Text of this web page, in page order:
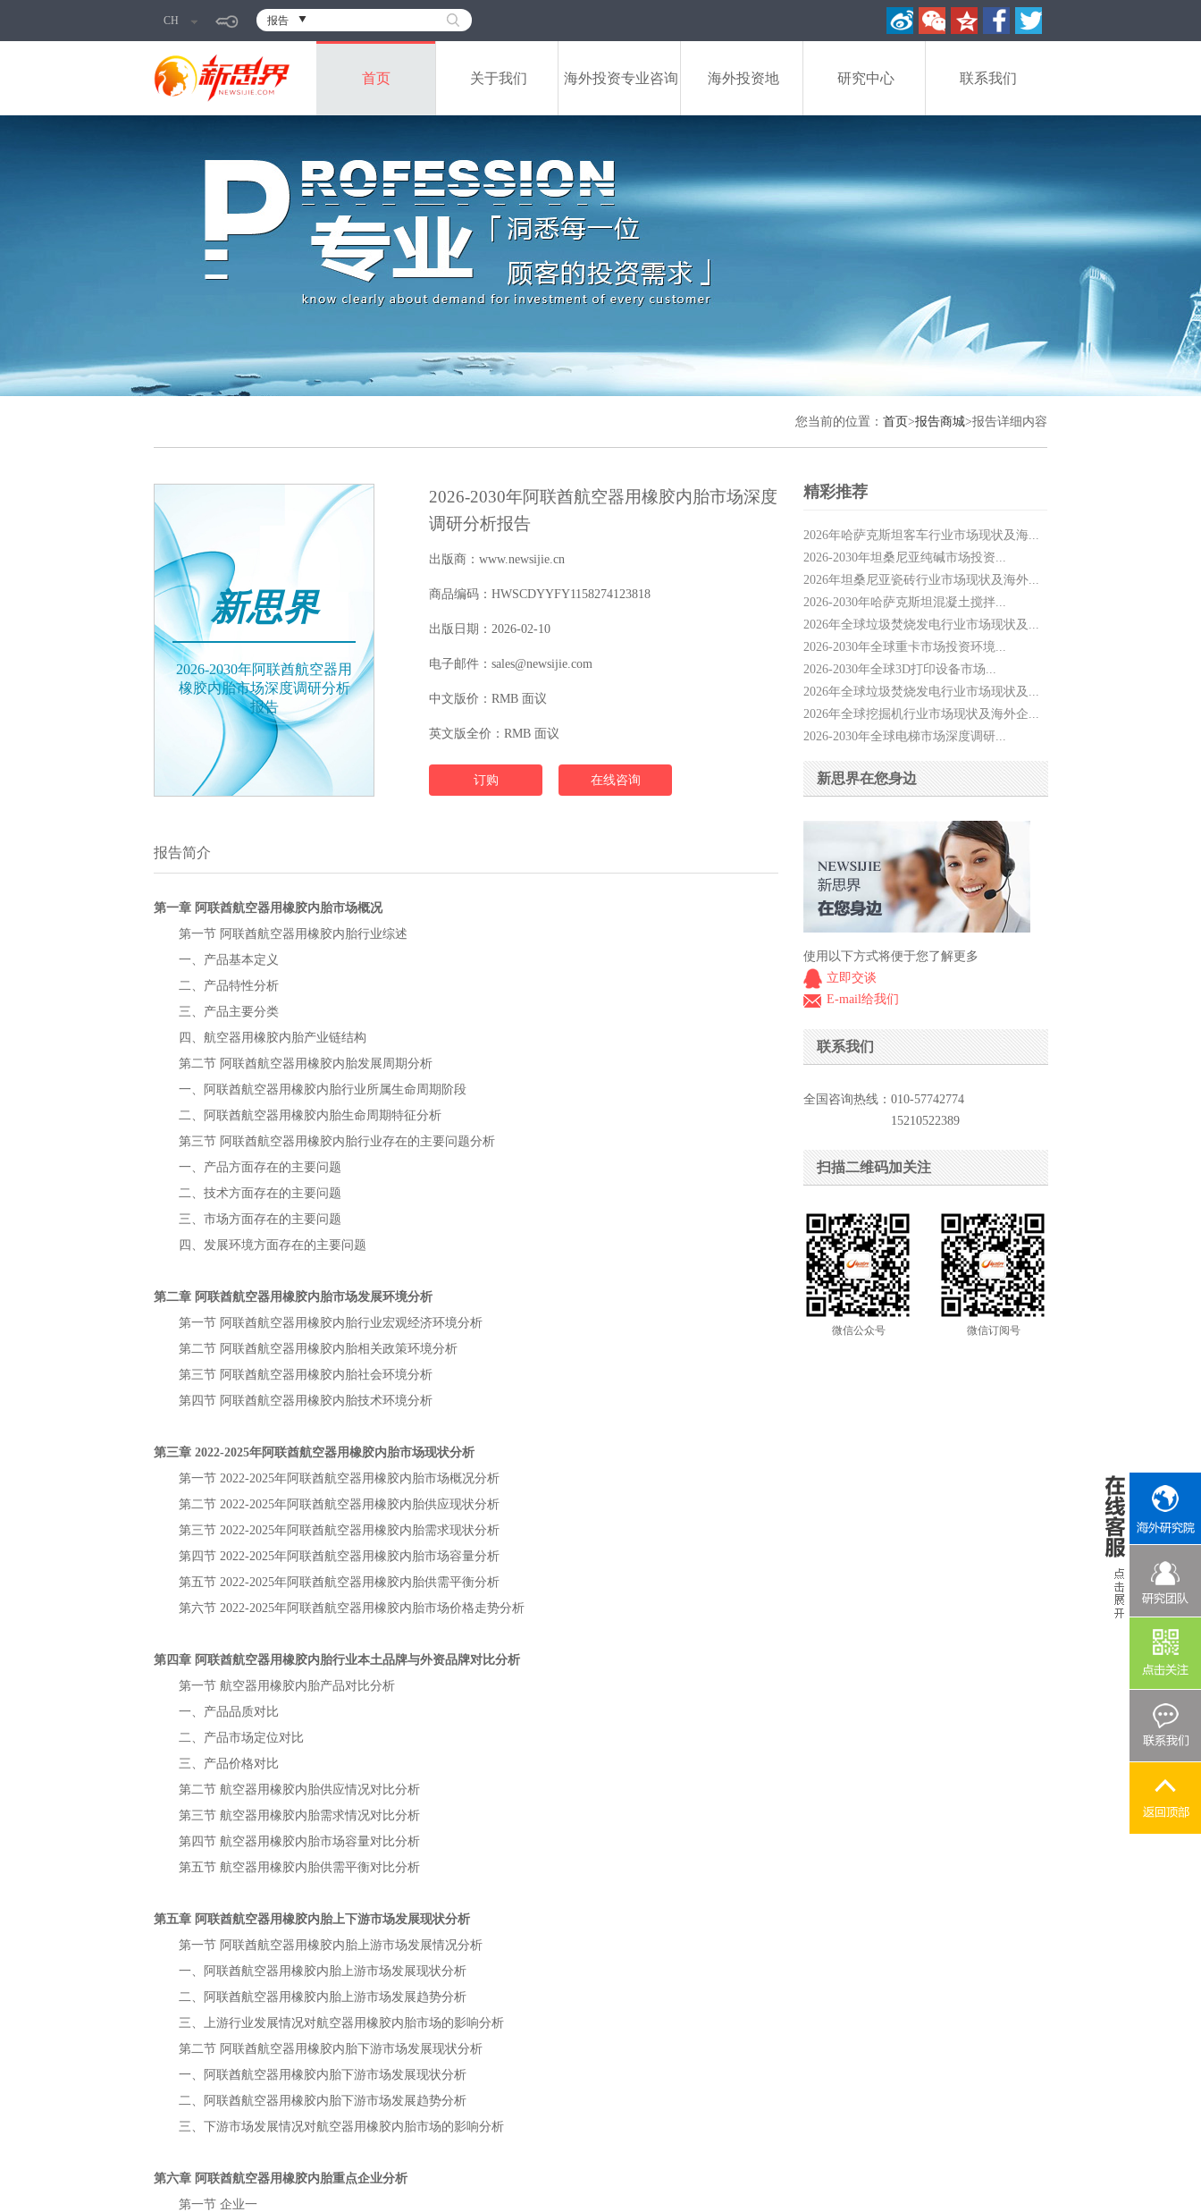
CH 报告
首页 关于我们 海外投资专业咨询 海外投资地 研究中心 联系我们
您当前的位置： 首页>报告商城>报告详细内容
新思界
2026-2030年阿联酋航空器用
橡胶内胎市场深度调研分析
报告
2026-2030年阿联酋航空器用橡胶内胎市场深度
调研分析报告
出版商：www.newsijie.cn
商品编码：HWSCDYYFY1158274123818
出版日期：2026-02-10
电子邮件：sales@newsijie.com
中文版价：RMB 面议
英文版全价：RMB 面议
订购 在线咨询
报告简介
第一章 阿联酋航空器用橡胶内胎市场概况
第一节 阿联酋航空器用橡胶内胎行业综述
一、产品基本定义
二、产品特性分析
三、产品主要分类
四、 航空器用橡胶内胎产业链结构
第二节 阿联酋航空器用橡胶内胎发展周期分析
一、
阿联酋航空器用橡胶内胎行业所属生命周期阶段
二、
阿联酋航空器用橡胶内胎生命周期特征分析
第三节 阿联酋航空器用橡胶内胎行业存在的主要问题分析
一、产品方面存在的主要问题
二、技术方面存在的主要问题
三、市场方面存在的主要问题
四、发展环境方面存在的主要问题
第二章 阿联酋航空器用橡胶内胎市场发展环境分析
第一节 阿联酋航空器用橡胶内胎行业宏观经济环境分析
第二节 阿联酋航空器用橡胶内胎相关政策环境分析
第三节 阿联酋航空器用橡胶内胎社会环境分析
第四节 阿联酋航空器用橡胶内胎技术环境分析
第三章 2022-2025年阿联酋航空器用橡胶内胎市场现状分析
第一节 2022-2025年阿联酋航空器用橡胶内胎市场概况分析
第二节 2022-2025年阿联酋航空器用橡胶内胎供应现状分析
第三节 2022-2025年阿联酋航空器用橡胶内胎需求现状分析
第四节 2022-2025年阿联酋航空器用橡胶内胎市场容量分析
第五节 2022-2025年阿联酋航空器用橡胶内胎供需平衡分析
第六节 2022-2025年阿联酋航空器用橡胶内胎市场价格走势分析
第四章 阿联酋航空器用橡胶内胎行业本土品牌与外资品牌对比分析
第一节 航空器用橡胶内胎产品对比分析
一、产品品质对比
二、产品市场定位对比
三、产品价格对比
第二节 航空器用橡胶内胎供应情况对比分析
第三节 航空器用橡胶内胎需求情况对比分析
第四节 航空器用橡胶内胎市场容量对比分析
第五节 航空器用橡胶内胎供需平衡对比分析
第五章 阿联酋航空器用橡胶内胎上下游市场发展现状分析
第一节 阿联酋航空器用橡胶内胎 上游市场发展情况分析
一、
阿联酋航空器用橡胶内胎 上游市场发展现状分析
二、
阿联酋航空器用橡胶内胎 上游市场发展趋势分析
三、上游行业发展情况对航空器用橡胶内胎市场的影响分析
第二节 阿联酋航空器用橡胶内胎下游市场发展现状分析
一、
阿联酋航空器用橡胶内胎下游市场发展现状分析
二、
阿联酋航空器用橡胶内胎下游市场发展趋势分析
三、下游市场发展情况对航空器用橡胶内胎市场的影响分析
第六章 阿联酋航空器用橡胶内胎重点企业分析
第一节 企业一
精彩推荐
2026年哈萨克斯坦客车行业市场现状及海...
2026-2030年坦桑尼亚纯碱市场投资...
2026年坦桑尼亚瓷砖行业市场现状及海外...
2026-2030年哈萨克斯坦混凝土搅拌...
2026年全球垃圾焚烧发电行业市场现状及...
2026-2030年全球重卡市场投资环境...
2026-2030年全球3D打印设备市场...
2026年全球垃圾焚烧发电行业市场现状及...
2026年全球挖掘机行业市场现状及海外企...
2026-2030年全球电梯市场深度调研...
新思界在您身边
使用以下方式将便于您了解更多
立即交谈
E-mail给我们
联系我们
全国咨询热线：010-57742774
15210522389
扫描二维码加关注
微信公众号 微信订阅号